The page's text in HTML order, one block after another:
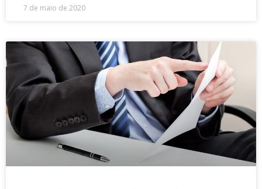
7 de maio de 2020